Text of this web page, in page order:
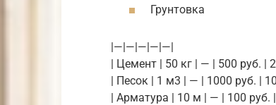
Грунтовка
|—|—|—|—|—|
| Цемент | 50 кг | — | 500 руб. |
| Песок | 1 м3 | — | 1000 руб. |
| Арматура | 10 м | — | 100 руб.